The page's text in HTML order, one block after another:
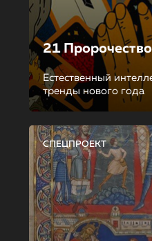
21
Естественный
тренды нового года
СПЕЦПРОЕКТ